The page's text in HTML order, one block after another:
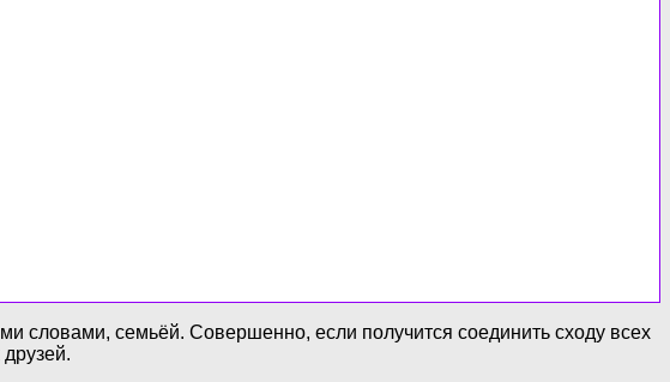
словами, семьёй. Совершенно, если получится соединить сходу всех